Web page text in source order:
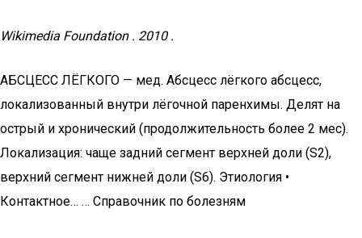
Wikimedia Foundation . 2010 .
АБСЦЕСС ЛЁГКОГО — мед. Абсцесс лёгкого абсцесс,
локализованный внутри лёгочной паренхимы. Делят на
острый и хронический (продолжительность более 2 мес).
Локализация: чаще задний сегмент верхней доли (S2),
верхний сегмент нижней доли (S6). Этиология •
Контактное… … Справочник по болезням